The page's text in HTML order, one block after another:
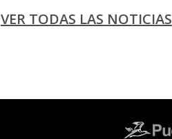
VER TODAS LAS NOTICIAS